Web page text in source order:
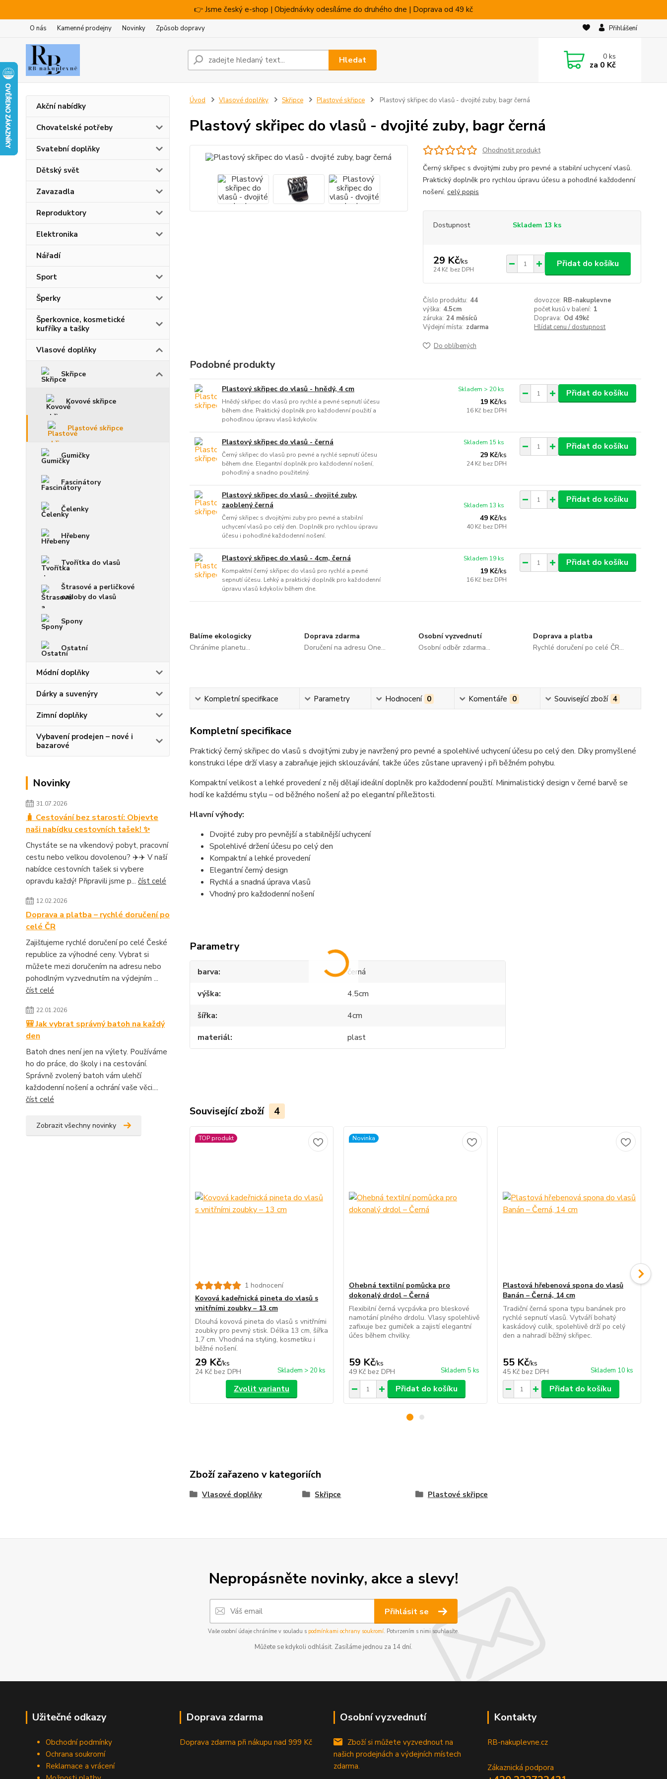
👉 Jsme český e-shop | Objednávky odesíláme do druhého dne | Doprava od 49 kč
O nás Kamenné prodejny Novinky Způsob dopravy Přihlášení
Hledat 0ks
za 0 Kč
Akční nabídky
Chovatelské potřeby
Svatební doplňky
Dětský svět
Zavazadla
Reproduktory
Elektronika
Nářadí
Sport
Šperky
Šperkovnice, kosmetické
kufříky a tašky
Vlasové doplňky
Skřipce
Kovové skřipce
Plastové skřipce
Gumičky
Fascinátory
Čelenky
Hřebeny
Tvořítka do vlasů
Štrasové a perličkové
ozdoby do vlasů
Spony
Ostatní
Módní doplňky
Dárky a suvenýry
Zimní doplňky
Vybavení prodejen – nové i
bazarové
Novinky
31.07.2026
🧳 Cestování bez starostí: Objevte
naši nabídku cestovních tašek! ✨
Chystáte se na víkendový pobyt, pracovní
cestu nebo velkou dovolenou? ✈️✈️ V naší
nabídce cestovních tašek si vybere
opravdu každý! Připravili jsme p... číst celé
12.02.2026
Doprava a platba – rychlé doručení po
celé ČR
Zajišťujeme rychlé doručení po celé České
republice za výhodné ceny. Vybrat si
můžete mezi doručením na adresu nebo
pohodlným vyzvednutím na výdejním ...
číst celé
22.01.2026
🎒 Jak vybrat správný batoh na každý
den
Batoh dnes není jen na výlety. Používáme
ho do práce, do školy i na cestování.
Správně zvolený batoh vám ulehčí
každodenní nošení a ochrání vaše věci....
číst celé
Zobrazit všechny novinky
Úvod Vlasové doplňky Skřipce Plastové skřipce Plastový skřipec do vlasů - dvojité zuby, bagr černá
Plastový skřipec do vlasů - dvojité zuby, bagr černá
Ohodnotit produkt
Černý skřipec s dvojitými zuby pro pevné a stabilní uchycení vlasů.
Praktický doplněk pro rychlou úpravu účesu a pohodlné každodenní
nošení. celý popis
Dostupnost Skladem 13 ks
29 Kč/ks
24 Kč bez DPH
Přidat do košíku
Číslo produktu: 44 dovozce: RB-nakuplevne
výška: 4.5cm počet kusů v balení: 1
záruka: 24 měsíců Doprava: Od 49kč
Výdejní místa: zdarma Hlídat cenu / dostupnost
Do oblíbených
Podobné produkty
Plastový skřipec do vlasů - hnědý, 4 cm
Hnědý skřipec do vlasů pro rychlé a pevné sepnutí účesu
během dne. Praktický doplněk pro každodenní použití a
pohodlnou úpravu vlasů kdykoliv.
19 Kč/ks
16 Kč bez DPH
Skladem > 20 ks Přidat do košíku
Plastový skřipec do vlasů - černá
Černý skřipec do vlasů pro pevné a rychlé sepnutí účesu
během dne. Elegantní doplněk pro každodenní nošení,
pohodlný a snadno použitelný.
29 Kč/ks
24 Kč bez DPH
Skladem 15 ks Přidat do košíku
Plastový skřipec do vlasů - dvojité zuby,
zaoblený černá
Černý skřipec s dvojitými zuby pro pevné a stabilní
uchycení vlasů po celý den. Doplněk pro rychlou úpravu
účesu i pohodlné každodenní nošení.
49 Kč/ks
40 Kč bez DPH
Skladem 13 ks
Přidat do košíku
Plastový skřipec do vlasů - 4cm, černá
Kompaktní černý skřipec do vlasů pro rychlé a pevné
sepnutí účesu. Lehký a praktický doplněk pro každodenní
úpravu vlasů kdykoliv během dne.
19 Kč/ks
16 Kč bez DPH
Skladem 19 ks Přidat do košíku
Balíme ekologicky
Chráníme planetu...
Doprava zdarma
Doručení na adresu One...
Osobní vyzvednutí
Osobní odběr zdarma...
Doprava a platba
Rychlé doručení po celé ČR...
Kompletní specifikace Parametry Hodnocení 0 Komentáře 0 Související zboží 4
Kompletní specifikace
Praktický černý skřipec do vlasů s dvojitými zuby je navržený pro pevné a spolehlivé uchycení účesu po celý den. Díky promyšlené
konstrukci lépe drží vlasy a zabraňuje jejich sklouzávání, takže účes zůstane upravený i při běžném pohybu.
Kompaktní velikost a lehké provedení z něj dělají ideální doplněk pro každodenní použití. Minimalistický design v černé barvě se
hodí ke každému stylu – od běžného nošení až po elegantní příležitosti.
Hlavní výhody:
Dvojité zuby pro pevnější a stabilnější uchycení
Spolehlivé držení účesu po celý den
Kompaktní a lehké provedení
Elegantní černý design
Rychlá a snadná úprava vlasů
Vhodný pro každodenní nošení
Parametry
barva
černá
výška
4.5cm
šířka
4cm
materiál
plast
Související zboží 4
TOP produkt
1 hodnocení
Kovová kadeřnická pineta do vlasů s
vnitřními zoubky – 13 cm
Dlouhá kovová pineta do vlasů s vnitřními
zoubky pro pevný stisk. Délka 13 cm, šířka
1,7 cm. Vhodná na styling, kosmetiku i
běžné nošení.
29 Kč/ks
24 Kč bez DPH Skladem > 20 ks
Zvolit variantu
Novinka
Ohebná textilní pomůcka pro
dokonalý drdol – Černá
Flexibilní černá vycpávka pro bleskové
namotání plného drdolu. Vlasy spolehlivě
zafixuje bez gumiček a zajistí elegantní
účes během chvilky.
59 Kč/ks
49 Kč bez DPH Skladem 5 ks
Přidat do košíku
Plastová hřebenová spona do vlasů
Banán – Černá, 14 cm
Tradiční černá spona typu banánek pro
rychlé sepnutí vlasů. Vytváří bohatý
kaskádový culík, spolehlivě drží po celý
den a nahradí běžný skřipec.
55 Kč/ks
45 Kč bez DPH Skladem 10 ks
Přidat do košíku
Zboží zařazeno v kategoriích
Vlasové doplňky Skřipce Plastové skřipce
Nepropásněte novinky, akce a slevy!
Přihlásit se
Vaše osobní údaje chráníme v souladu s podmínkami ochrany soukromí. Potvrzením s nimi souhlasíte.
Můžete se kdykoli odhlásit. Zasíláme jednou za 14 dní.
Užitečné odkazy
Obchodní podmínky
Ochrana soukromí
Reklamace a vrácení
Doprava zdarma
Doprava zdarma při nákupu nad 999 Kč
Osobní vyzvednutí
Zboží si můžete vyzvednout na
našich prodejnách a výdejních místech
zdarma.
Kontakty
RB-nakuplevne.cz
Zákaznická podpora